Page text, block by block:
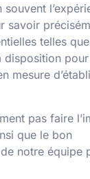
savoir
telles
disposition
mesure
pas faire
que le bon
notre équipe